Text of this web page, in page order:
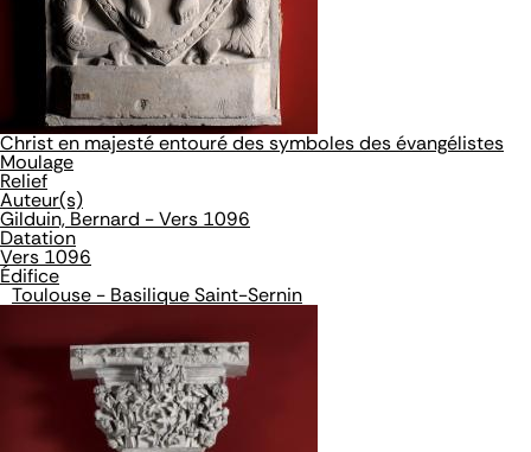
Christ en majesté entouré des symboles des évangélistes
Moulage
Relief
Auteur(s)
Gilduin, Bernard - Vers 1096
Datation
Vers 1096
Édifice
Toulouse - Basilique Saint-Sernin